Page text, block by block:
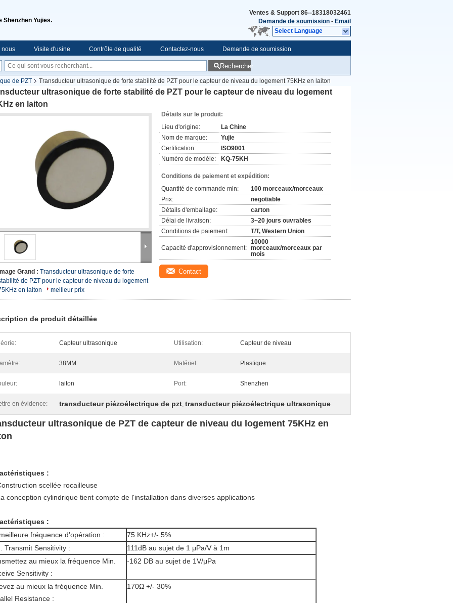
Shenzhen Yujies.
Ventes & Support 86--18318032461
Demande de soumission - Email
Select Language
nous Visite d'usine Contrôle de qualité Contactez-nous Demande de soumission
Rechercher
de PZT
Transducteur ultrasonique de forte stabilité de PZT pour le capteur de niveau du logement 75KHz en laiton
ultrasonique de forte stabilité de PZT pour le capteur de niveau du logement
en laiton
Image Grand : Transducteur ultrasonique de forte
de PZT pour le capteur de niveau du logement
en laiton
meilleur prix
Détails sur le produit:
Lieu d'origine:
La Chine
Nom de marque:
Yujie
Certification:
ISO9001
Numéro de modèle:
KQ-75KH
Conditions de paiement et expédition:
Quantité de commande min:
100 morceaux/morceaux
Prix:
negotiable
Détails d'emballage:
carton
Délai de livraison:
3~20 jours ouvrables
Conditions de paiement:
T/T, Western Union
Capacité d'approvisionnement:
10000
morceaux/morceaux par
mois
Contact
de produit détaillée
Capteur ultrasonique Utilisation: Capteur de niveau
38MM Matériel: Plastique
laiton Port: Shenzhen
en évidence: transducteur piézoélectrique de pzt, transducteur piézoélectrique ultrasonique
ultrasonique de PZT de capteur de niveau du logement 75KHz en
:
scellée rocailleuse
conception cylindrique tient compte de l'installation dans diverses applications
:
fréquence d'opération :
75 KHz+/- 5%
Transmit Sensitivity :
111dB au sujet de 1 μPa/V à 1m
au mieux la fréquence Min.
Sensitivity :
-162 DB au sujet de 1V/μPa
au mieux la fréquence Min.
Resistance :
170Ω +/- 30%